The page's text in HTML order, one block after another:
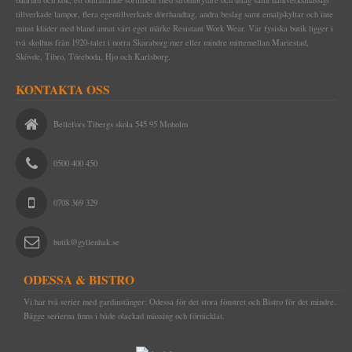
DRICKSGLAS, VINGLAS & KARAFFER
GJUTJÄRNSVENTILER & SOTLUCKOR
KAKELUGN & VEDSPIS
TILLBEHÖR TILL KAKELUGN
TAPETER
TAPETER LIM & HANDTRYCK
TID & RUM
FUNKIS
MAKULATURPAPPER
HANDSMIDD SVENSK SPIK
KLIPPSPIK
HANDSMIDDA, SVARTBRÄNDA SPIKAR
ROSETTSPIK
KOPPARSPIK KVADRAT
DEKORSPIK
TJÄRA, DREV OCH YLLESNÖREN
FÖNSTERVADD OCH FÖNSTERREMSOR
LINDREV
YLLESNÖREN/ULLSNÖRE
DELIKATESSER & LIVSMEDEL
FRÅN HAVET
FRÅN JORDEN
EGNA EMALJSKYLTAR I VITT/SVART
NUMMERSKYLTAR I MÄSSING FÖR HUS
SIFFROR OCH BOKSTÄVER I MÄSSING
VITA MED SVART TEXT
VERKTYG & YXOR
PENSLAR FÖR LINOLJEFÄRGSMÅLNING
SPEEDHEATER (FÄRGBORTTAGNING)
FÄRGSKRAPOR MED MERA
STUCKATUR
WEBBUTIK
ÖPPETTIDER
tillverkade lampor, flera egentillverkade dörrhandtag, andra beslag samt emaljskyltar och inte
minst kläder med bland annat vårt eget märke Resistant Work Wear. Vår fysiska butik ligger i
två skolhus från 1920-talet i norra Skaraborg mer eller mindre mittemellan Mariestad,
Skövde, Tibro, Töreboda, Hjo och Karlsborg.
KONTAKTA OSS
Bellefors Tibergs skola 545 95 Moholm
0500 400 450
0708 369 329
butik@gyllenhak.se
ODESSA & BISTRO
Vi har två serier med gardinstänger: Odessa för det stora fönstret och Bistro för det mindre.
Bägge serierna finns i både olackad mässing och förnicklat.